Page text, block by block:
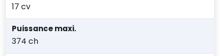
17 cv
Puissance maxi.
374 ch